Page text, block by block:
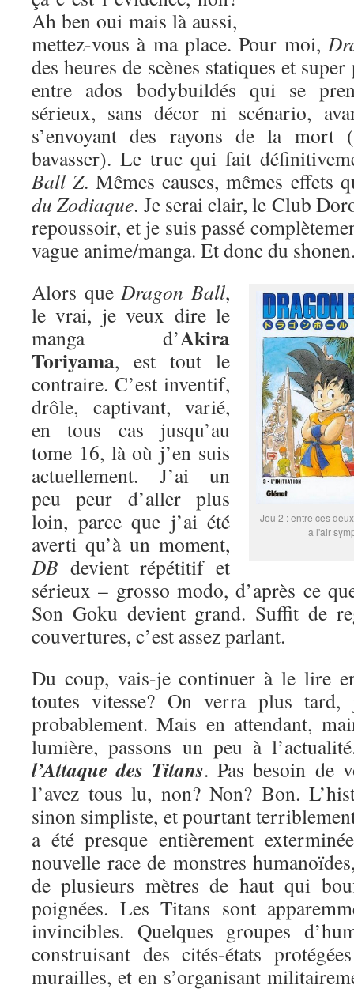
Ah ben oui mais là aussi,
mettez-vous à ma place. Pour moi,
des heures de scènes statiques et
entre ados bodybuildés qui se
sérieux, sans décor ni scénario,
s’envoyant des rayons de la mort
bavasser). Le truc qui fait
Ball Z. Mêmes causes, mêmes effets
du Zodiaque. Je serai clair, le Club
repoussoir, et je suis passé
vague anime/manga. Et donc du
Jeu 2 : entre ces
a l'air
Alors queDragon Ball,
le vrai, je veux dire le
manga d’Akira
Toriyama, est tout le
contraire. C’est inventif,
drôle, captivant, varié,
en tous cas jusqu’au
tome 16, là où j’en suis
actuellement. J’ai un
peu peur d’aller plus
loin, parce que j’ai été
averti qu’à un moment,
DB devient répétitif et
sérieux – grosso modo, d’après ce
Son Goku devient grand. Suffit de
couvertures, c’est assez parlant.
Du coup, vais-je continuer à le lire
toutes vitesse? On verra plus
probablement. Mais en attendant,
lumière, passons un peu à
l’Attaque des Titans. Pas besoin de
l’avez tous lu, non? Non? Bon.
sinon simpliste, et pourtant
a été presque entièrement
nouvelle race de monstres
de plusieurs mètres de haut qui
poignées. Les Titans sont
invincibles. Quelques groupes
construisant des cités-états
murailles, et en s’organisant